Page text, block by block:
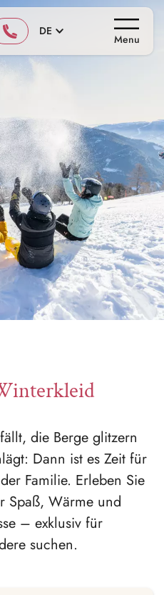
DE
Menu
die Berge glitzern
Dann ist es Zeit für
Familie. Erleben Sie
Spaß, Wärme und
– exklusiv für
suchen.